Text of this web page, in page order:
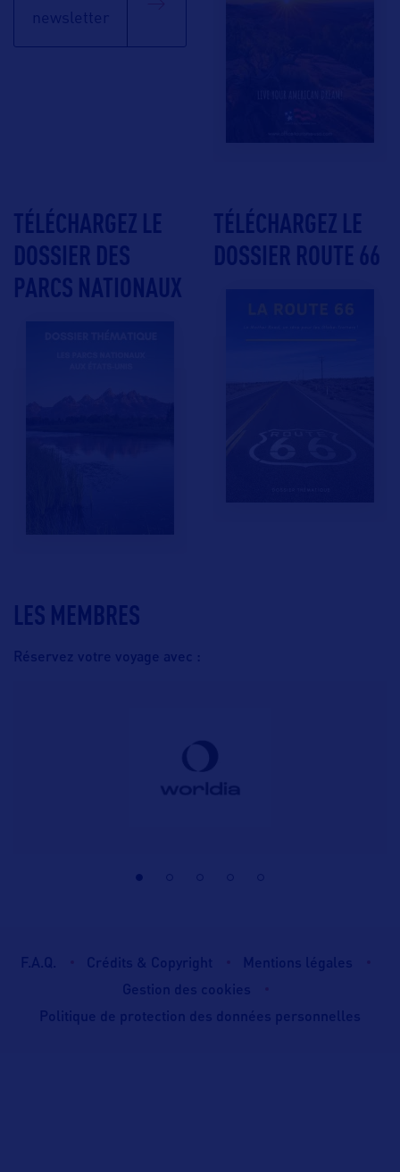
LES MEMBRES
Réservez votre voyage avec :
newsletter
TÉLÉCHARGEZ LE
DOSSIER DES
PARCS NATIONAUX
TÉLÉCHARGEZ LE
DOSSIER ROUTE 66
F.A.Q. Crédits & Copyright
Mentions légales
Gestion des cookies
Politique de protection des données personnelles